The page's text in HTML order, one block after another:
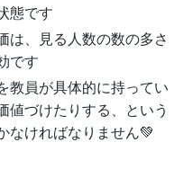
態です
は、見る人数の数の多さ
です
教員が具体的に持ってい
値づけたりする、という
なければなりません💚